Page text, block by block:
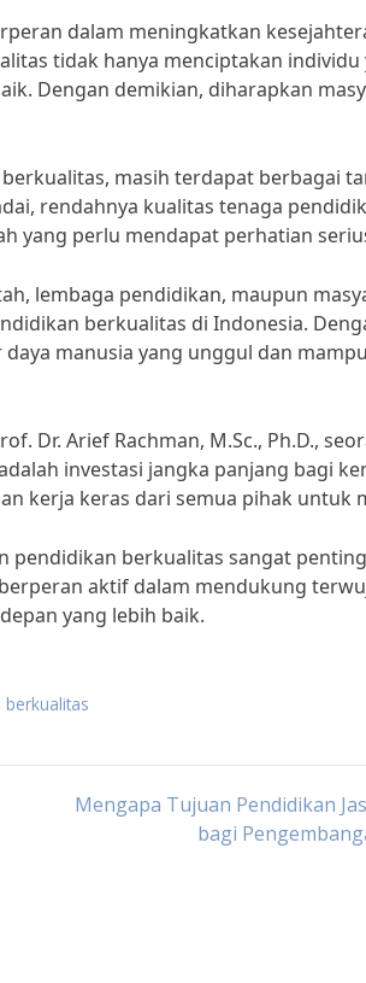
dalam meningkatkan
tidak hanya menciptakan
Dengan demikian, diharapkan
masih terdapat berbagai
rendahnya kualitas tenaga
yang perlu mendapat perhatian
lembaga pendidikan, maupun
berkualitas di Indonesia.
manusia yang unggul dan
Dr. Arief Rachman, M.Sc., Ph.D.,
investasi jangka panjang bagi
kerja keras dari semua pihak untuk
pendidikan berkualitas sangat
aktif dalam mendukung
yang lebih baik.
Mengapa Tujuan Pendidikan
bagi